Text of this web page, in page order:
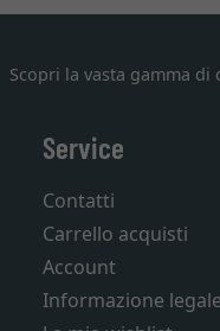
Scopri la vasta gamma
Service
Contatti
Carrello acquisti
Account
Informazione legale